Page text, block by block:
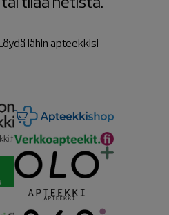
lähin apteekkisi